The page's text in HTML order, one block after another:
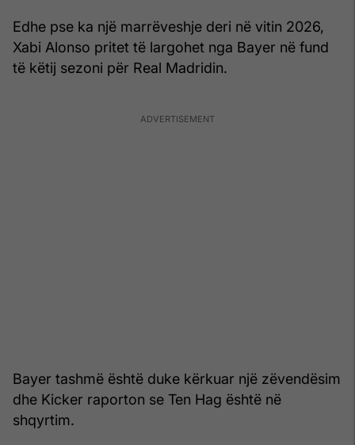
Edhe pse ka një marrëveshje deri në vitin 2026,
Xabi Alonso pritet të largohet nga Bayer në fund
të këtij sezoni për Real Madridin.
Bayer tashmë është duke kërkuar një zëvendësim
dhe Kicker raporton se Ten Hag është në
shqyrtim.